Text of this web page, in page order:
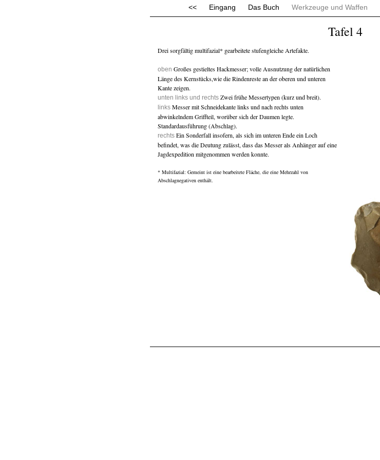
<< Eingang Das Buch Werkzeuge und Waffen
Tafel 4
Drei sorgfältig multifazial* gearbeitete stufengleiche Artefakte.
oben Großes gestieltes Hackmesser; volle Ausnutzung der natürlichen
Länge des Kernstücks,wie die Rindenreste an der oberen und unteren
Kante zeigen.
unten links und rechts Zwei frühe Messertypen (kurz und breit).
links Messer mit Schneidekante links und nach rechts unten
abwinkelndem Griffteil, worüber sich der Daumen legte.
Standardausführung (Abschlag).
rechts Ein Sonderfall insofern, als sich im unteren Ende ein Loch
befindet, was die Deutung zulässt, dass das Messer als Anhänger auf eine
Jagdexpedition mitgenommen werden konnte.
* Multifazial: Gemeint ist eine bearbeitete Fläche, die eine Mehrzahl von
Abschlagnegativen enthält.